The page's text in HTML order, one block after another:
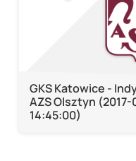
GKS Katowice -
AZS Olsztyn (2017-
14:45:00)